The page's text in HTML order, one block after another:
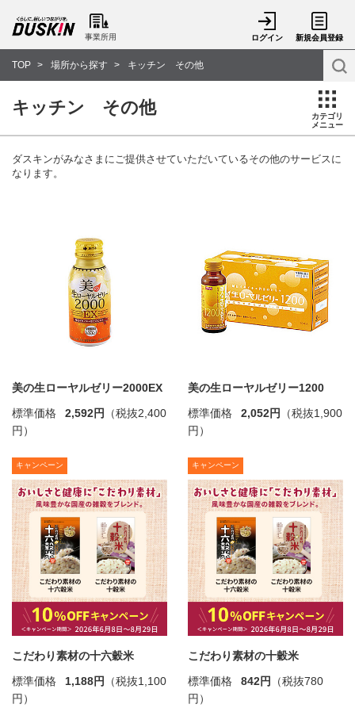
事業所用 ログイン 新規会員登録
TOP 場所から探す キッチン その他
キッチン その他
カテゴリ
メニュー
ダスキンがみなさまにご提供させていただいているその他のサービスに
なります。
美の生ローヤルゼリー2000EX
標準価格
2,592円
（税抜2,400
円）
美の生ローヤルゼリー1200
標準価格
2,052円 （税抜1,900
円）
キャンペーン
こだわり素材の十六穀米
標準価格
1,188円
（税抜1,100
円）
キャンペーン
こだわり素材の十穀米
標準価格
842円 （税抜780
円）